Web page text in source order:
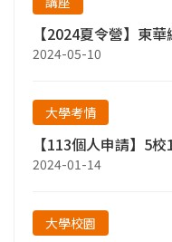
【2024夏令營】東
2024-05-10
大學考情
【113個人申請】5
2024-01-14
大學校園